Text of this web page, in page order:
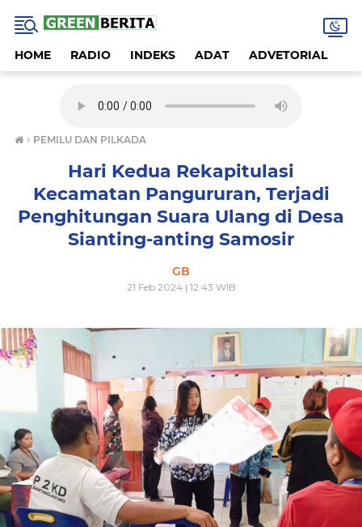
HOME RADIO INDEKS ADAT ADVETORIAL
› PEMILU DAN PILKADA
Hari Kedua Rekapitulasi
Kecamatan Pangururan, Terjadi
Penghitungan Suara Ulang di Desa
Sianting-anting Samosir
GB
21 Feb 2024 | 12:43 WIB